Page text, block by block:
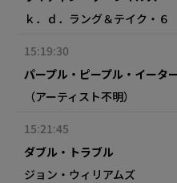
ｋ．ｄ．ラング＆テイク・６
15:19:30
パープル・ピープル・イータ
（アーティスト不明）
15:21:45
ダブル・トラブル
ジョン・ウィリアムズ